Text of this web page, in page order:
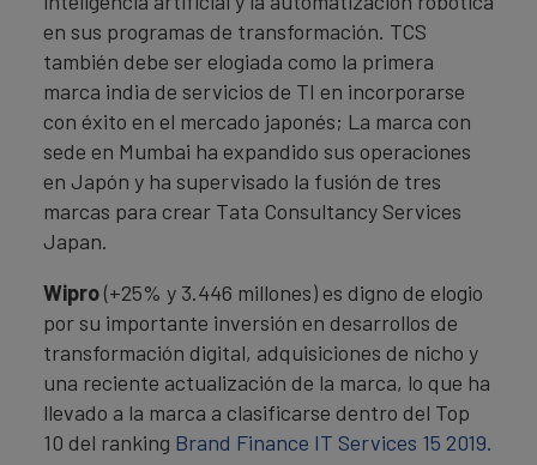
en sus programas de transformación. TCS
también debe ser elogiada como la primera
marca india de servicios de TI en incorporarse
con éxito en el mercado japonés; La marca con
sede en Mumbai ha expandido sus operaciones
en Japón y ha supervisado la fusión de tres
marcas para crear Tata Consultancy Services
Japan.
Wipro(+25% y 3.446 millones) es digno de elogio
por su importante inversión en desarrollos de
transformación digital, adquisiciones de nicho y
una reciente actualización de la marca, lo que ha
llevado a la marca a clasificarse dentro del Top
10 del ranking Brand Finance IT Services 15 2019.